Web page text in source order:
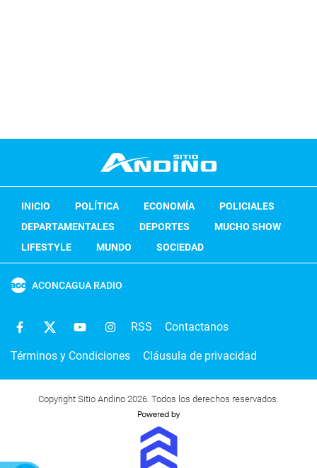
INICIO POLÍTICA ECONOMÍA
POLICIALES
DEPARTAMENTALES
DEPORTES
MUCHO SHOW
LIFESTYLE
MUNDO SOCIEDAD
ACONCAGUA RADIO
RSS Contactanos
Términos y Condiciones Cláusula de privacidad
Copyright Sitio Andino 2026. Todos los derechos reservados.